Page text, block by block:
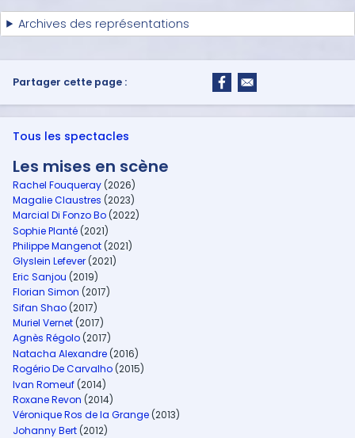
Archives des représentations
Partager cette page :
Tous les spectacles
Les mises en scène
Rachel Fouqueray (2026)
Magalie Claustres (2023)
Marcial Di Fonzo Bo (2022)
Sophie Planté (2021)
Philippe Mangenot (2021)
Glyslein Lefever (2021)
Eric Sanjou (2019)
Florian Simon (2017)
Sifan Shao (2017)
Muriel Vernet (2017)
Agnès Régolo (2017)
Natacha Alexandre (2016)
Rogério De Carvalho (2015)
Ivan Romeuf (2014)
Roxane Revon (2014)
Véronique Ros de la Grange (2013)
Johanny Bert (2012)